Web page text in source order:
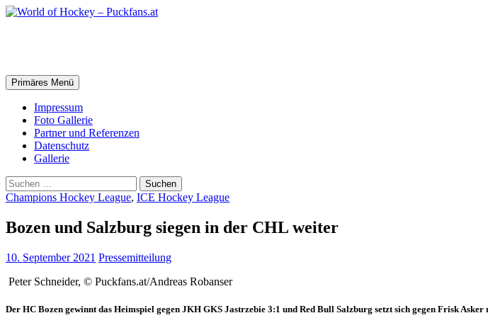
Zum
Suchen
Primäres Menü
Impressum
Foto Gallerie
Partner und Referenzen
Datenschutz
Gallerie
Suchen
nach:
Champions Hockey League, ICE Hockey League
Bozen und Salzburg siegen in der CHL weiter
10. September 2021 Pressemitteilung
Peter Schneider, © Puckfans.at/Andreas Robanser
Der HC Bozen gewinnt das Heimspiel gegen JKH GKS Jastrzebie 3:1 und Red Bull Salzburg setzt sich gegen Frisk